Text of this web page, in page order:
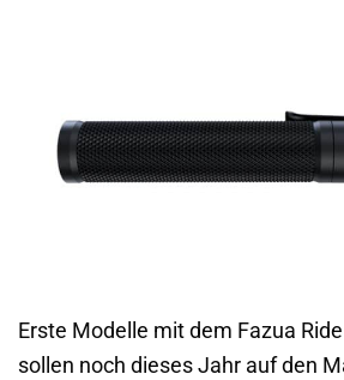
Erste Modelle mit dem Fazua
sollen noch dieses Jahr auf den